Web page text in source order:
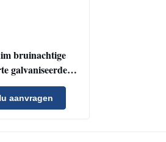
bruinachtige
galvaniseerde
voor Woodmizer
CBN
Malend Wiel
aanvragen